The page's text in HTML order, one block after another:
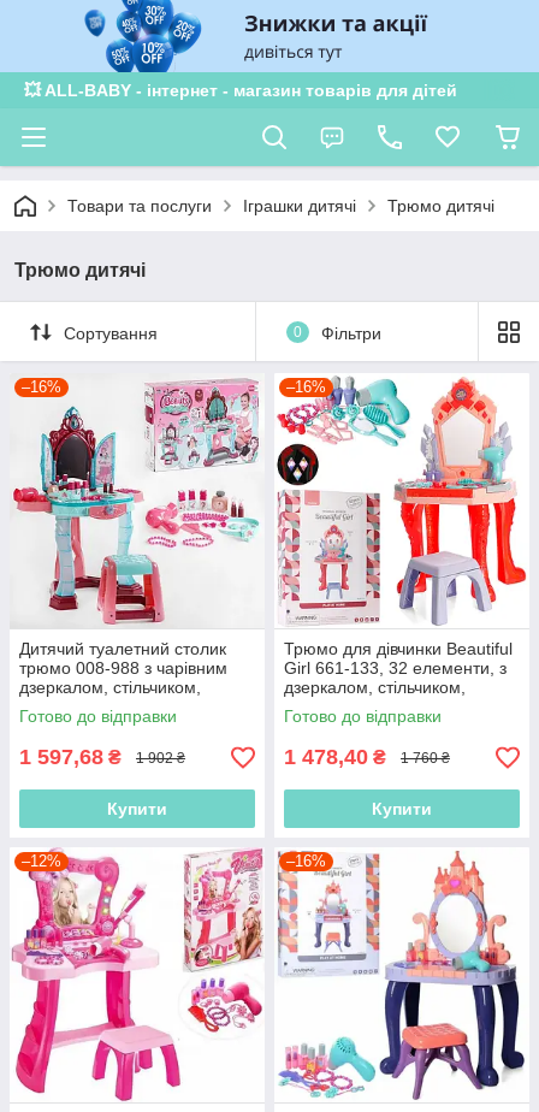
💥 ALL-BABY - інтернет - магазин товарів для дітей
Товари та послуги Іграшки дитячі Трюмо дитячі
Трюмо дитячі
Сортування 0 Фільтри
–16%
Дитячий туалетний столик
трюмо 008-988 з чарівним
дзеркалом, стільчиком,
звуками, підсвіткою
Готово до відправки
1 597,68 ₴ 1 902 ₴
Купити
–16%
Трюмо для дівчинки Beautiful
Girl 661-133, 32 елементи, з
дзеркалом, стільчиком,
феном, косметикою, музичні
Готово до відправки
1 478,40 ₴ 1 760 ₴
Купити
–12% –16%